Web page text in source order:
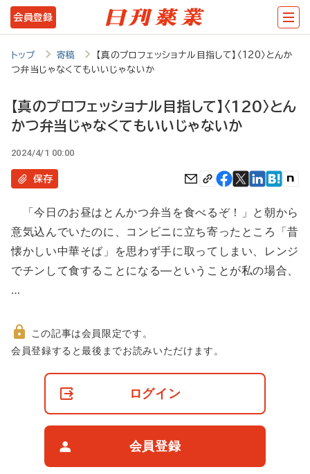
メ
イ
テ
ツ
に
動
会員登録
トップ 寄稿
【真のプロフェッショナル目指して】〈120〉とんか
つ弁当じゃなくてもいいじゃないか
【真のプロフェッショナル目指して】〈120〉とん
かつ弁当じゃなくてもいいじゃないか
2024/4/1 00:00
保存
「今日のお昼はとんかつ弁当を食べるぞ！」と朝から
意気込んでいたのに、コンビニに立ち寄ったところ「昔
懐かしい中華そば」を思わず手に取ってしまい、レンジ
でチンして食することになる―ということが私の場合、
…
非
この記事は会員限定です。
会員登録すると最後までお読みいただけます。
ログイン
会員登録